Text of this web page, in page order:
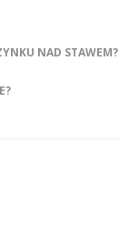
NAD STAWEM?